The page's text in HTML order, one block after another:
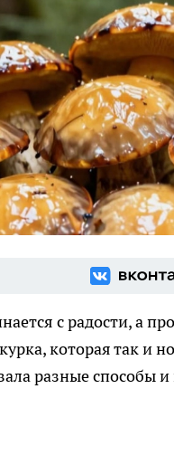
с радости, а
которая так и
разные способы